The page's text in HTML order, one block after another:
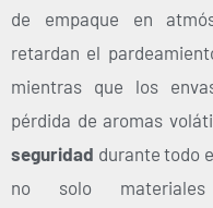
de empaque en
retardan el
mientras que los
pérdida de aromas
seguridad durante todo
no solo